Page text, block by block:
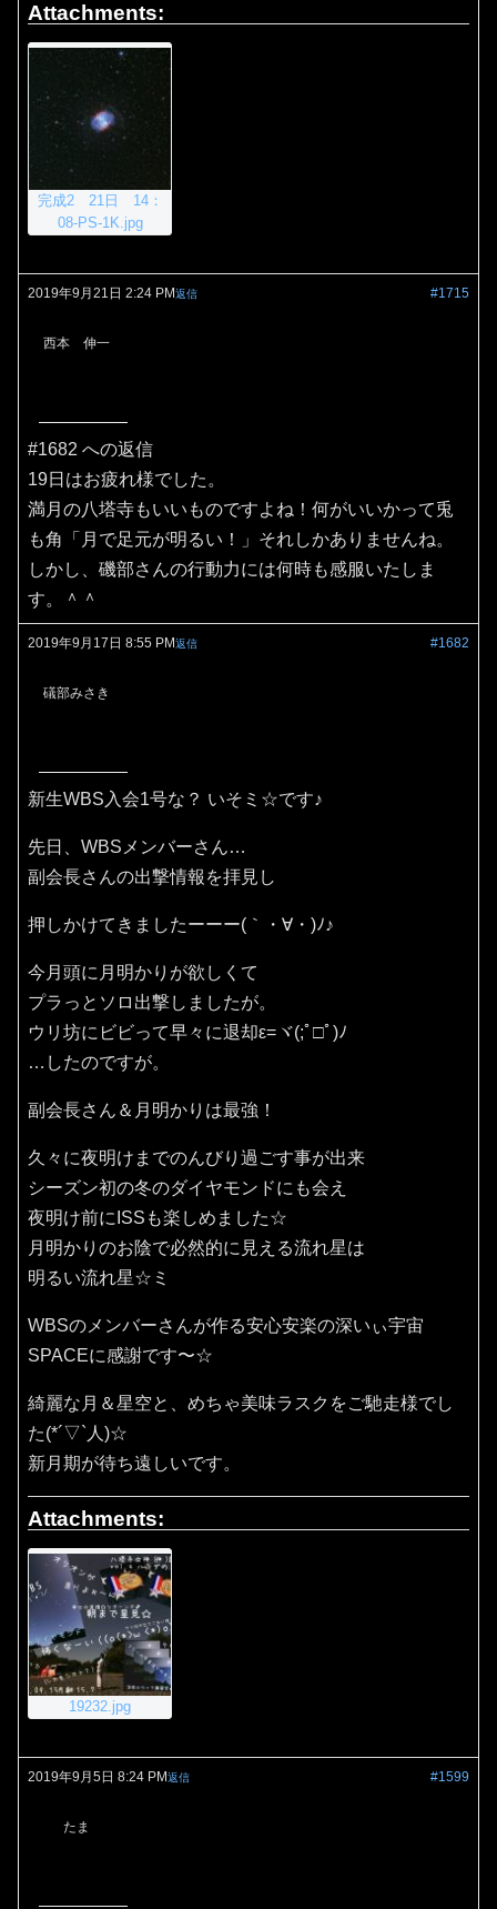
Attachments:
完成2 21日 14：
08-PS-1K.jpg
2019年9月21日 2:24 PM #1715
返信
西本 伸一
#1682 への返信
19日はお疲れ様でした。
満月の八塔寺もいいものですよね！何がいいかって兎
も角「月で足元が明るい！」それしかありませんね。
しかし、磯部さんの行動力には何時も感服いたしま
す。＾＾
2019年9月17日 8:55 PM #1682
返信
礒部みさき
新生WBS入会1号な？ いそミ☆です♪
先日、WBSメンバーさん…
副会長さんの出撃情報を拝見し
押しかけてきましたーーー(｀・∀・)ﾉ♪
今月頭に月明かりが欲しくて
プラっとソロ出撃しましたが。
ウリ坊にビビって早々に退却ε=ヾ(;ﾟ□ﾟ)ﾉ
…したのですが。
副会長さん＆月明かりは最強！
久々に夜明けまでのんびり過ごす事が出来
シーズン初の冬のダイヤモンドにも会え
夜明け前にISSも楽しめました☆
月明かりのお陰で必然的に見える流れ星は
明るい流れ星☆ミ
WBSのメンバーさんが作る安心安楽の深いぃ宇宙
SPACEに感謝です〜☆
綺麗な月＆星空と、めちゃ美味ラスクをご馳走様でし
た(*´▽`人)☆
新月期が待ち遠しいです。
Attachments:
19232.jpg
2019年9月5日 8:24 PM #1599
返信
たま